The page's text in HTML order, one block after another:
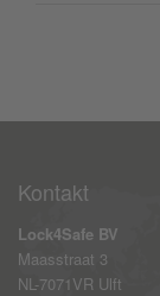
Kontakt
Lock4Safe BV
Maasstraat 3
NL-7071VR Ulft